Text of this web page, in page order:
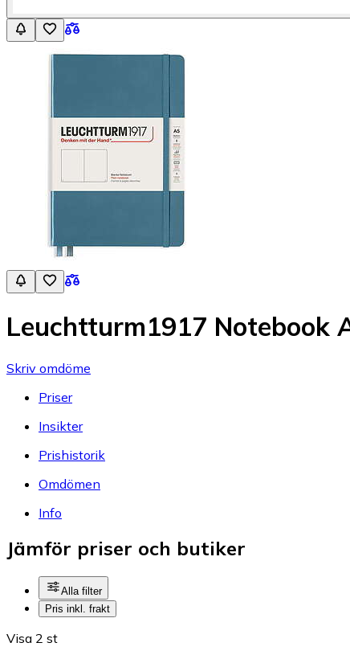
Leuchtturm1917 Notebook
Skriv omdöme
Priser
Insikter
Prishistorik
Omdömen
Info
Jämför priser och butiker
Alla filter
Pris inkl. frakt
Visa 2 st